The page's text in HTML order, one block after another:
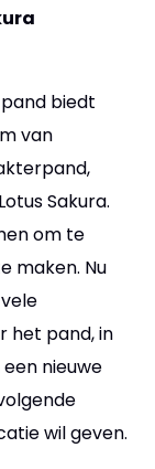
biedt
van
Sakura.
om te
maken. Nu
het pand, in
nieuwe
wil geven.